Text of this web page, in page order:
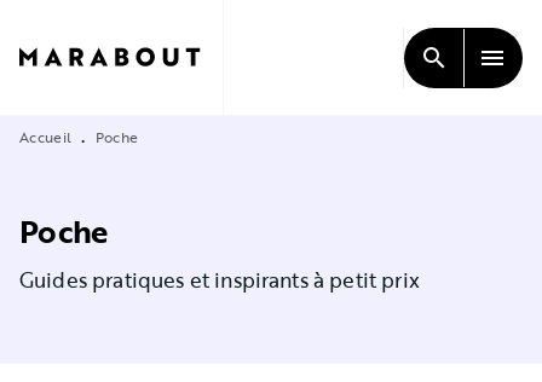
CONTENU
search menu
Accueil • Poche
Poche
Guides pratiques et inspirants à petit prix